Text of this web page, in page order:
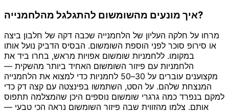
איך מונעים מהשומשום להתגלגל מהלחמנייה?
מרחו על חלקה העליון של הלחמנייה שכבה דקה של חלבון ביצה
או סירופ סוכר לפני הוספת השומשום. הבסיס הדביק נועל אותו
במקומו. ללחמניות שומשום אפויות מראש, בחרו ביד את
הלחמניות עם פיזור השומשום האחיד ביותר מהשקית —
מקצוענים עוברים על 30–50 לחמניות כדי למצוא את הלחמנייה
המנצחת שלהם. על הסט, השתמשו בפינצטה עם קצה דק כדי
למקם בנפרד כמה גרגרי שומשום נוספים היכן שהמצלמה תתפוס
אותם. צלמו מהזווית שבה פיזור השומשום נראה הכי טבעי —